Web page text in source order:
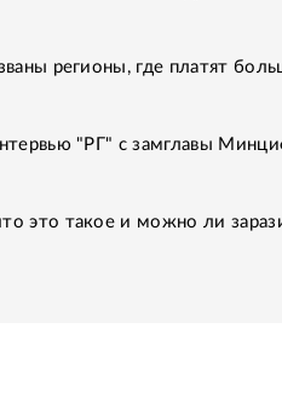
регионы, где платят
"РГ" с замглавы
это такое и можно ли